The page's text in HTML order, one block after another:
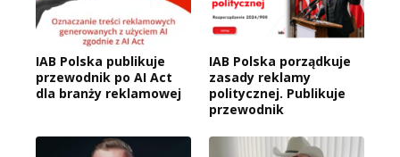
IAB Polska publikuje
przewodnik po AI Act
dla branży reklamowej
IAB Polska porządkuje
zasady reklamy
politycznej. Publikuje
przewodnik